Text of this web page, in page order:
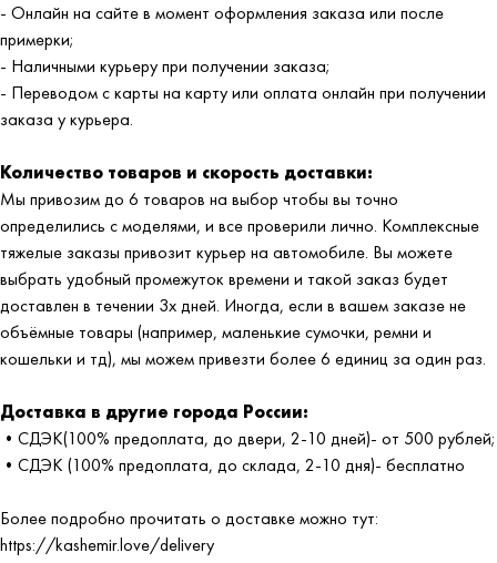
- Онлайн на сайте в момент оформления заказа или после
примерки;
- Наличными курьеру при получении заказа;
- Переводом с карты на карту или оплата онлайн при получении
заказа у курьера.
Количество товаров и скорость доставки:
Мы привозим до 6 товаров на выбор чтобы вы точно
определились с моделями, и все проверили лично. Комплексные
тяжелые заказы привозит курьер на автомобиле. Вы можете
выбрать удобный промежуток времени и такой заказ будет
доставлен в течении 3х дней. Иногда, если в вашем заказе не
объёмные товары (например, маленькие сумочки, ремни и
кошельки и тд), мы можем привезти более 6 единиц за один раз.
Доставка в другие города России:
•СДЭК(100% предоплата, до двери, 2-10 дней)- от 500 рублей;
•СДЭК (100% предоплата, до склада, 2-10 дня)- бесплатно
Более подробно прочитать о доставке можно тут:
https://kashemir.love/delivery